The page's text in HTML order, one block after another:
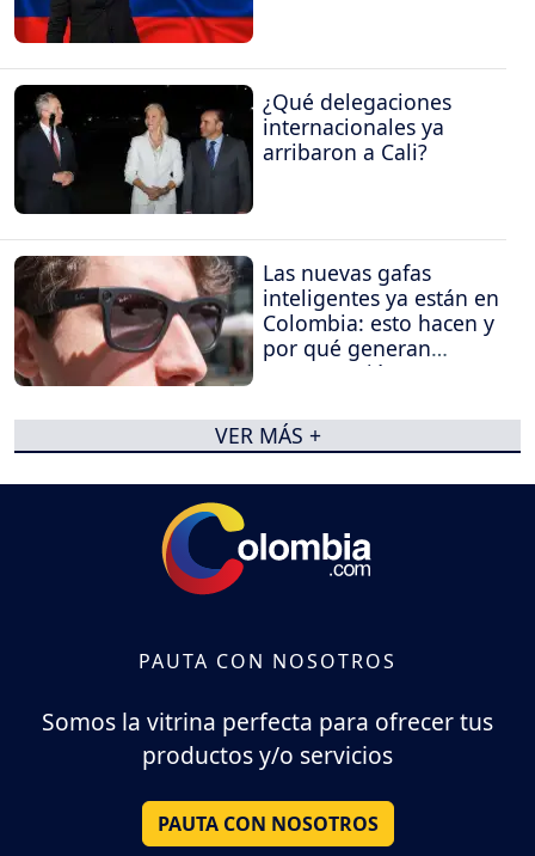
¿Qué delegaciones
internacionales ya
arribaron a Cali?
Las nuevas gafas
inteligentes ya están en
Colombia: esto hacen y
por qué generan
preocupación
VER MÁS +
PAUTA CON NOSOTROS
Somos la vitrina perfecta para ofrecer tus
productos y/o servicios
PAUTA CON NOSOTROS